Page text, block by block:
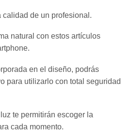
de un profesional.
natural con estos artículos
en el diseño, podrás
para utilizarlo con total seguridad
te permitirán escoger la
cada momento.